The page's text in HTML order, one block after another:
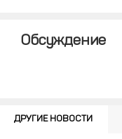
Обсуждение
ДРУГИЕ НОВОСТИ